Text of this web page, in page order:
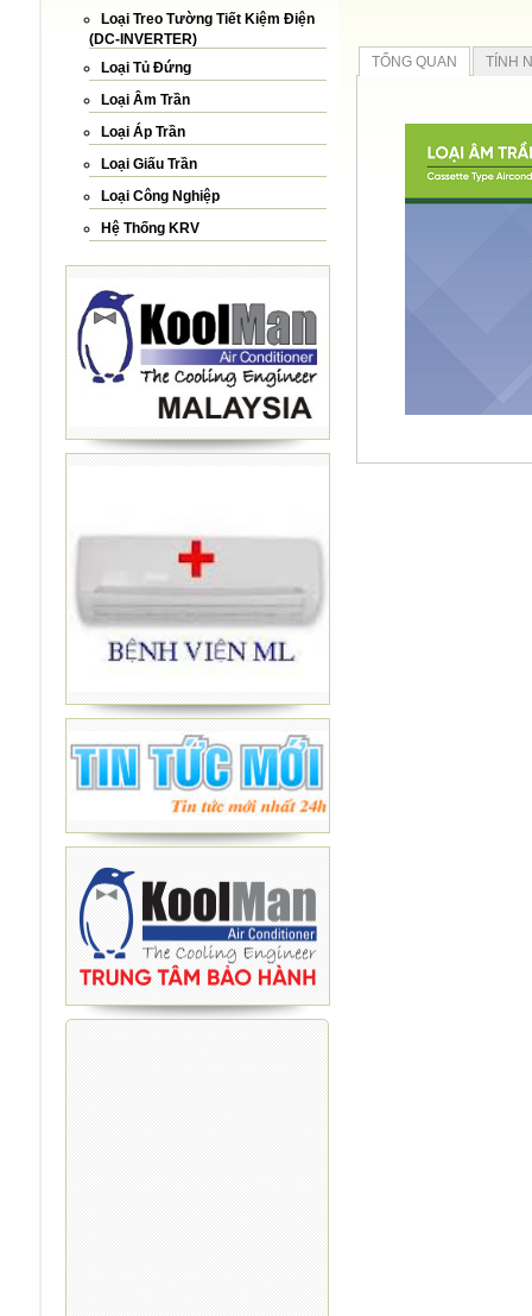
Loại Treo Tường Tiết Kiệm Điện
(DC-INVERTER)
Loại Tủ Đứng
Loại Âm Trần
Loại Áp Trần
Loại Giấu Trần
Loại Công Nghiệp
Hệ Thống KRV
TỔNG QUAN TÍNH